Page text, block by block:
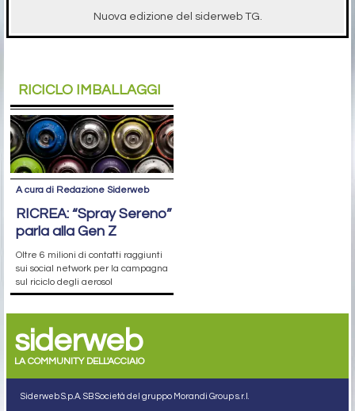
Nuova edizione del siderweb TG.
RICICLO IMBALLAGGI
A cura di Redazione Siderweb
RICREA: “Spray Sereno”
parla alla Gen Z
Oltre 6 milioni di contatti raggiunti
sui social network per la campagna
sul riciclo degli aerosol
siderweb
LA COMMUNITY DELL'ACCIAIO
Siderweb S.p.A. SB Società del gruppo Morandi Group s.r.l.